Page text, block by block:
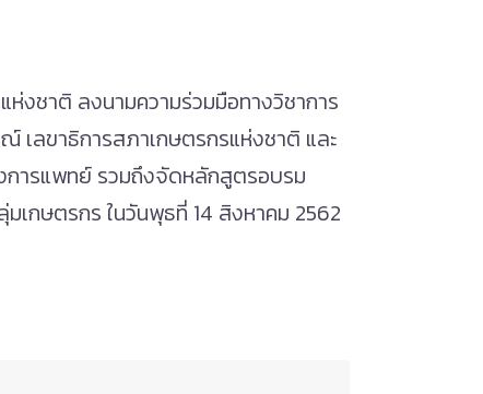
งชาติ ลงนามความร่วมมือทางวิชาการ
เลขาธิการสภาเกษตรกรแห่งชาติ และ
การแพทย์ รวมถึงจัดหลักสูตรอบรม
เกษตรกร ในวันพุธที่ 14 สิงหาคม 2562